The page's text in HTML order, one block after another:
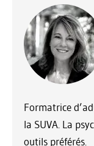
Formatrice
la SUVA. La
outils préférés.